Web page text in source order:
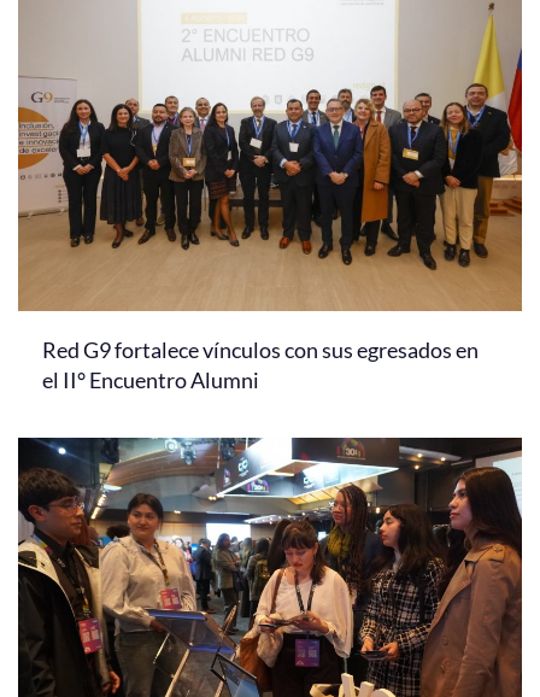
Red G9 fortalece vínculos con sus egresados en
el II° Encuentro Alumni